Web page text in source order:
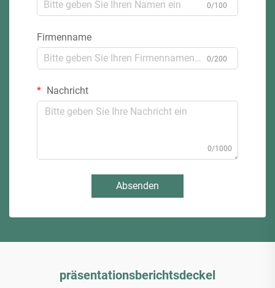
0/100
Firmenname
0/200
Nachricht
0/1000
Absenden
präsentationsberichtsdeckel